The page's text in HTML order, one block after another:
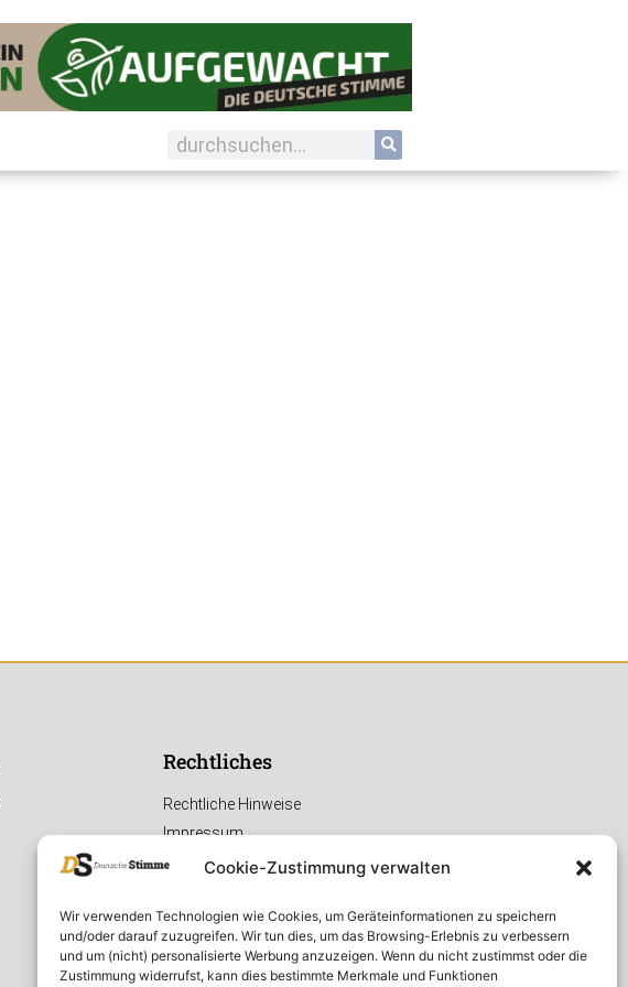
Cookie-Zustimmung verwalten
Wir verwenden Technologien wie Cookies, um Geräteinformationen zu speichern
und/oder darauf zuzugreifen. Wir tun dies, um das Browsing-Erlebnis zu verbessern
und um (nicht) personalisierte Werbung anzuzeigen. Wenn du nicht zustimmst oder die
Zustimmung widerrufst, kann dies bestimmte Merkmale und Funktionen
Rechtliches
Rechtliche Hinweise
Impressum
Datenschutzerklärung